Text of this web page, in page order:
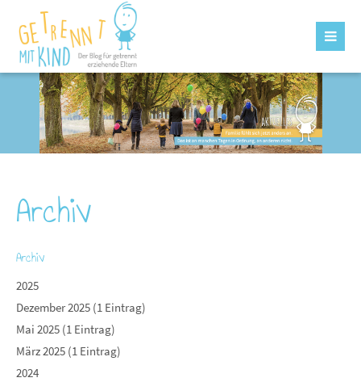
Archiv
Archiv
2025
Dezember 2025 (1 Eintrag)
Mai 2025 (1 Eintrag)
März 2025 (1 Eintrag)
2024